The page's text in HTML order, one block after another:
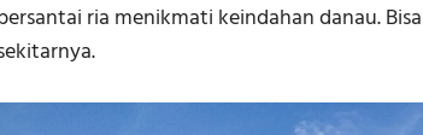
ria menikmati keindahan danau.